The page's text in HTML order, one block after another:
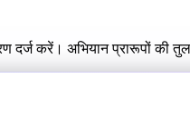
दर्ज करें। अभियान प्रारूपों की